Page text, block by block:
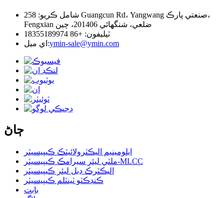
شامل ڪريو: 258 Guangcun Rd، Yangwang صنعتي پارڪ،
Fengxian ضلعي، شنگھائي 201406، چين
ٽيليفون: +86 18355189974
اي ميل:ymin-sale@ymin.com
ڄاڻ
ايلومينيم اليڪٽرولائيٽڪ ڪيپيسيٽر
ملٽي ليئر سيرامڪ ڪيپيسيٽر-MLCC
اليڪٽرڪ ڊبل ليئر ڪيپيسيٽر
ڪنڊڪٽو ٽينٽلم ڪيپيسيٽر
بابت